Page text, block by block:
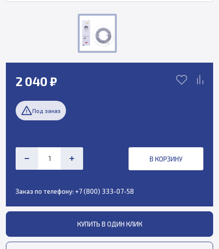
2 040 ₽
Под заказ
В КОРЗИНУ
Заказ по телефону: +7 (800) 333-07-58
КУПИТЬ В ОДИН КЛИК